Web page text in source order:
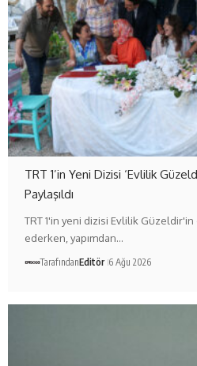
TRT 1’in Yeni Dizisi ‘Evlilik
Paylaşıldı
TRT 1'in yeni dizisi Evlilik Güzeldir'in
ederken, yapımdan…
TarafındanEditör 6 Ağu 2026